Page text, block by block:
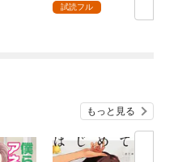
試読フル
もっと見る